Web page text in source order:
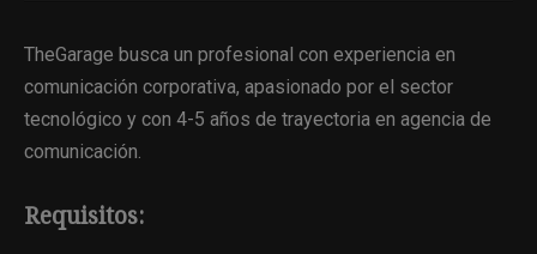
TheGarage busca un profesional con experiencia en
comunicación corporativa, apasionado por el sector
tecnológico y con 4-5 años de trayectoria en agencia de
comunicación.
Requisitos: